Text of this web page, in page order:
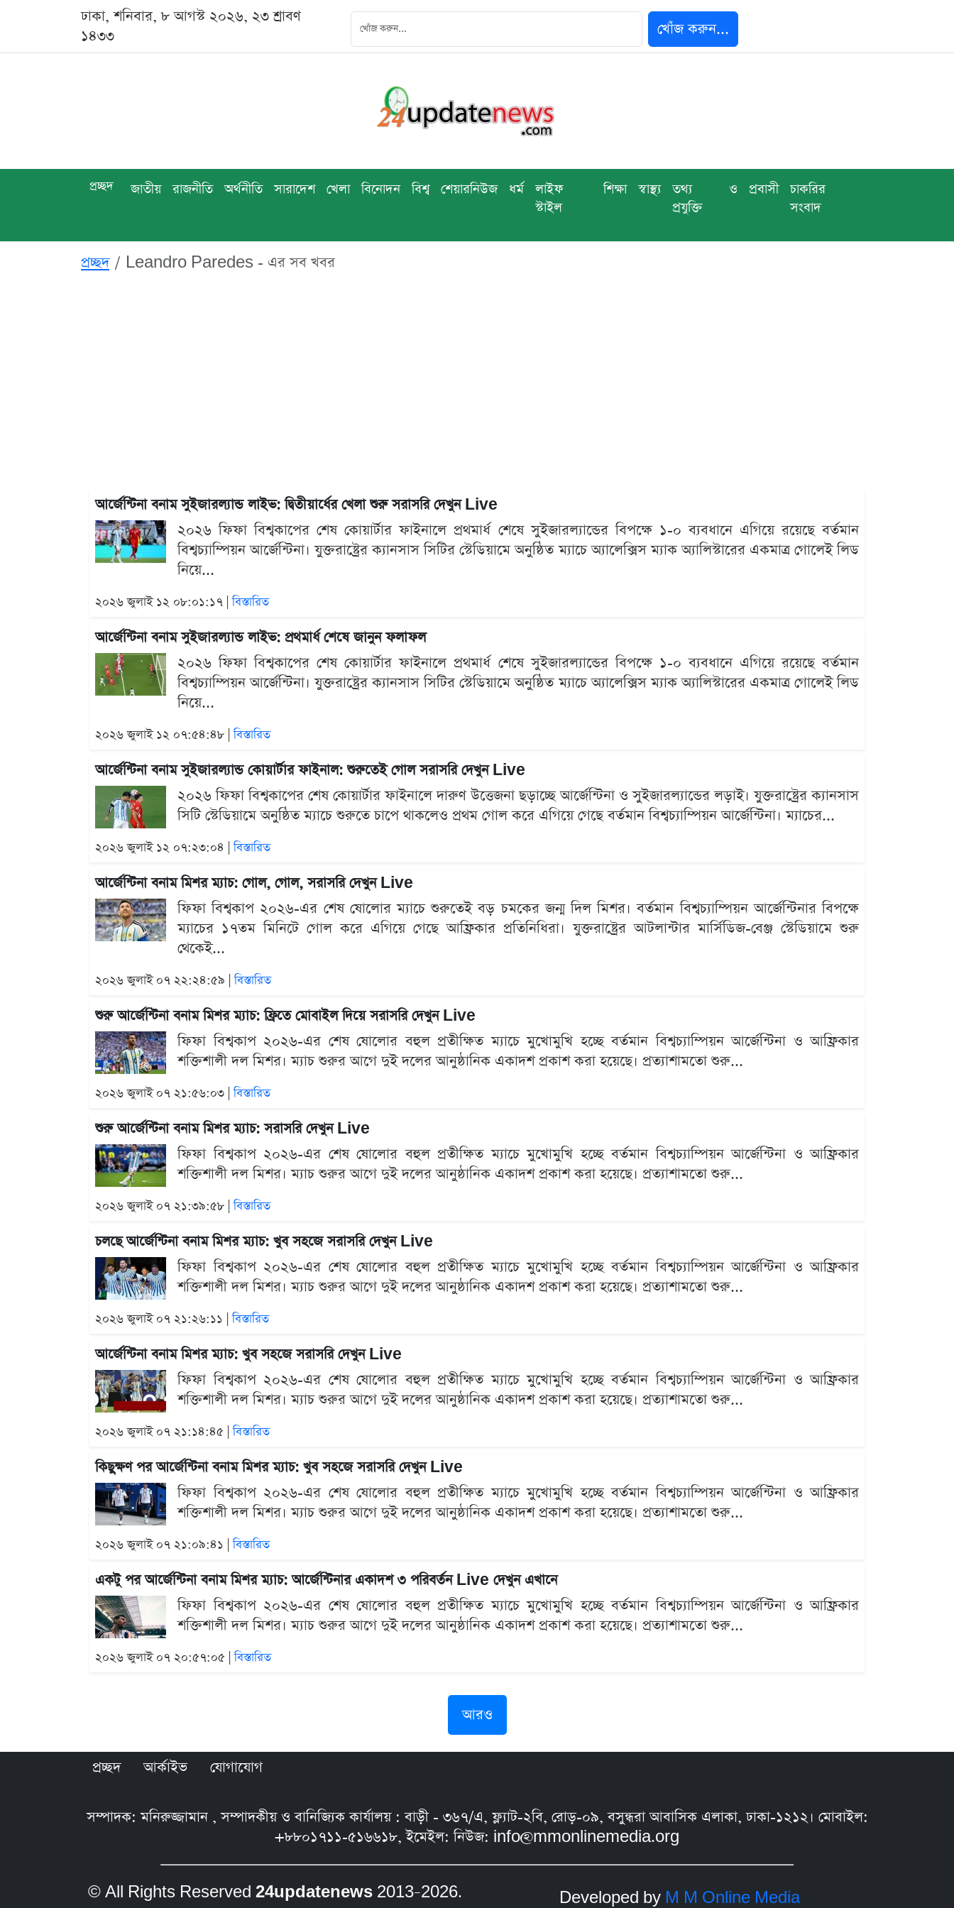
ঢাকা, শনিবার, ৮ আগস্ট ২০২৬, ২৩ শ্রাবণ
১৪৩৩
খোঁজ করুন...
প্রচ্ছদ জাতীয় রাজনীতি অর্থনীতি সারাদেশ খেলা বিনোদন বিশ্ব শেয়ারনিউজ ধর্ম
লাইফ
স্টাইল
শিক্ষা স্বাস্থ্য
তথ্য ও
প্রযুক্তি
প্রবাসী
চাকরির
সংবাদ
প্রচ্ছদ Leandro Paredes - এর সব খবর
আর্জেন্টিনা বনাম সুইজারল্যান্ড লাইভ: দ্বিতীয়ার্ধের খেলা শুরু সরাসরি দেখুন Live
২০২৬ ফিফা বিশ্বকাপের শেষ কোয়ার্টার ফাইনালে প্রথমার্ধ শেষে সুইজারল্যান্ডের বিপক্ষে ১-০ ব্যবধানে এগিয়ে রয়েছে বর্তমান
বিশ্বচ্যাম্পিয়ন আর্জেন্টিনা। যুক্তরাষ্ট্রের ক্যানসাস সিটির স্টেডিয়ামে অনুষ্ঠিত ম্যাচে অ্যালেক্সিস ম্যাক অ্যালিস্টারের একমাত্র গোলেই লিড
নিয়ে...
২০২৬ জুলাই ১২ ০৮:০১:১৭ |বিস্তারিত
আর্জেন্টিনা বনাম সুইজারল্যান্ড লাইভ: প্রথমার্ধ শেষে জানুন ফলাফল
২০২৬ ফিফা বিশ্বকাপের শেষ কোয়ার্টার ফাইনালে প্রথমার্ধ শেষে সুইজারল্যান্ডের বিপক্ষে ১-০ ব্যবধানে এগিয়ে রয়েছে বর্তমান
বিশ্বচ্যাম্পিয়ন আর্জেন্টিনা। যুক্তরাষ্ট্রের ক্যানসাস সিটির স্টেডিয়ামে অনুষ্ঠিত ম্যাচে অ্যালেক্সিস ম্যাক অ্যালিস্টারের একমাত্র গোলেই লিড
নিয়ে...
২০২৬ জুলাই ১২ ০৭:৫৪:৪৮ |বিস্তারিত
আর্জেন্টিনা বনাম সুইজারল্যান্ড কোয়ার্টার ফাইনাল: শুরুতেই গোল সরাসরি দেখুন Live
২০২৬ ফিফা বিশ্বকাপের শেষ কোয়ার্টার ফাইনালে দারুণ উত্তেজনা ছড়াচ্ছে আর্জেন্টিনা ও সুইজারল্যান্ডের লড়াই। যুক্তরাষ্ট্রের ক্যানসাস
সিটি স্টেডিয়ামে অনুষ্ঠিত ম্যাচে শুরুতে চাপে থাকলেও প্রথম গোল করে এগিয়ে গেছে বর্তমান বিশ্বচ্যাম্পিয়ন আর্জেন্টিনা। ম্যাচের...
২০২৬ জুলাই ১২ ০৭:২৩:০৪ |বিস্তারিত
আর্জেন্টিনা বনাম মিশর ম্যাচ: গোল, গোল, সরাসরি দেখুন Live
ফিফা বিশ্বকাপ ২০২৬-এর শেষ ষোলোর ম্যাচে শুরুতেই বড় চমকের জন্ম দিল মিশর। বর্তমান বিশ্বচ্যাম্পিয়ন আর্জেন্টিনার বিপক্ষে
ম্যাচের ১৭তম মিনিটে গোল করে এগিয়ে গেছে আফ্রিকার প্রতিনিধিরা। যুক্তরাষ্ট্রের আটলান্টার মার্সিডিজ-বেঞ্জ স্টেডিয়ামে শুরু
থেকেই...
২০২৬ জুলাই ০৭ ২২:২৪:৫৯ |বিস্তারিত
শুরু আর্জেন্টিনা বনাম মিশর ম্যাচ: ফ্রিতে মোবাইল দিয়ে সরাসরি দেখুন Live
ফিফা বিশ্বকাপ ২০২৬-এর শেষ ষোলোর বহুল প্রতীক্ষিত ম্যাচে মুখোমুখি হচ্ছে বর্তমান বিশ্বচ্যাম্পিয়ন আর্জেন্টিনা ও আফ্রিকার
শক্তিশালী দল মিশর। ম্যাচ শুরুর আগে দুই দলের আনুষ্ঠানিক একাদশ প্রকাশ করা হয়েছে। প্রত্যাশামতো শুরু...
২০২৬ জুলাই ০৭ ২১:৫৬:০৩ |বিস্তারিত
শুরু আর্জেন্টিনা বনাম মিশর ম্যাচ: সরাসরি দেখুন Live
ফিফা বিশ্বকাপ ২০২৬-এর শেষ ষোলোর বহুল প্রতীক্ষিত ম্যাচে মুখোমুখি হচ্ছে বর্তমান বিশ্বচ্যাম্পিয়ন আর্জেন্টিনা ও আফ্রিকার
শক্তিশালী দল মিশর। ম্যাচ শুরুর আগে দুই দলের আনুষ্ঠানিক একাদশ প্রকাশ করা হয়েছে। প্রত্যাশামতো শুরু...
২০২৬ জুলাই ০৭ ২১:৩৯:৫৮ |বিস্তারিত
চলছে আর্জেন্টিনা বনাম মিশর ম্যাচ: খুব সহজে সরাসরি দেখুন Live
ফিফা বিশ্বকাপ ২০২৬-এর শেষ ষোলোর বহুল প্রতীক্ষিত ম্যাচে মুখোমুখি হচ্ছে বর্তমান বিশ্বচ্যাম্পিয়ন আর্জেন্টিনা ও আফ্রিকার
শক্তিশালী দল মিশর। ম্যাচ শুরুর আগে দুই দলের আনুষ্ঠানিক একাদশ প্রকাশ করা হয়েছে। প্রত্যাশামতো শুরু...
২০২৬ জুলাই ০৭ ২১:২৬:১১ |বিস্তারিত
আর্জেন্টিনা বনাম মিশর ম্যাচ: খুব সহজে সরাসরি দেখুন Live
ফিফা বিশ্বকাপ ২০২৬-এর শেষ ষোলোর বহুল প্রতীক্ষিত ম্যাচে মুখোমুখি হচ্ছে বর্তমান বিশ্বচ্যাম্পিয়ন আর্জেন্টিনা ও আফ্রিকার
শক্তিশালী দল মিশর। ম্যাচ শুরুর আগে দুই দলের আনুষ্ঠানিক একাদশ প্রকাশ করা হয়েছে। প্রত্যাশামতো শুরু...
২০২৬ জুলাই ০৭ ২১:১৪:৪৫ |বিস্তারিত
কিছুক্ষণ পর আর্জেন্টিনা বনাম মিশর ম্যাচ: খুব সহজে সরাসরি দেখুন Live
ফিফা বিশ্বকাপ ২০২৬-এর শেষ ষোলোর বহুল প্রতীক্ষিত ম্যাচে মুখোমুখি হচ্ছে বর্তমান বিশ্বচ্যাম্পিয়ন আর্জেন্টিনা ও আফ্রিকার
শক্তিশালী দল মিশর। ম্যাচ শুরুর আগে দুই দলের আনুষ্ঠানিক একাদশ প্রকাশ করা হয়েছে। প্রত্যাশামতো শুরু...
২০২৬ জুলাই ০৭ ২১:০৯:৪১ |বিস্তারিত
একটু পর আর্জেন্টিনা বনাম মিশর ম্যাচ: আর্জেন্টিনার একাদশ ৩ পরিবর্তন Live দেখুন এখানে
ফিফা বিশ্বকাপ ২০২৬-এর শেষ ষোলোর বহুল প্রতীক্ষিত ম্যাচে মুখোমুখি হচ্ছে বর্তমান বিশ্বচ্যাম্পিয়ন আর্জেন্টিনা ও আফ্রিকার
শক্তিশালী দল মিশর। ম্যাচ শুরুর আগে দুই দলের আনুষ্ঠানিক একাদশ প্রকাশ করা হয়েছে। প্রত্যাশামতো শুরু...
২০২৬ জুলাই ০৭ ২০:৫৭:০৫ |বিস্তারিত
আরও
প্রচ্ছদ আর্কাইভ যোগাযোগ
সম্পাদক: মনিরুজ্জামান , সম্পাদকীয় ও বানিজ্যিক কার্যালয় : বাড়ী - ৩৬৭/এ, ফ্ল্যাট-২বি, রোড়-০৯, বসুন্ধরা আবাসিক এলাকা, ঢাকা-১২১২। মোবাইল:
+৮৮০১৭১১-৫১৬৬১৮, ইমেইল: নিউজ: info@mmonlinemedia.org
© All Rights Reserved 24updatenews2013–2026. Developed by M M Online Media